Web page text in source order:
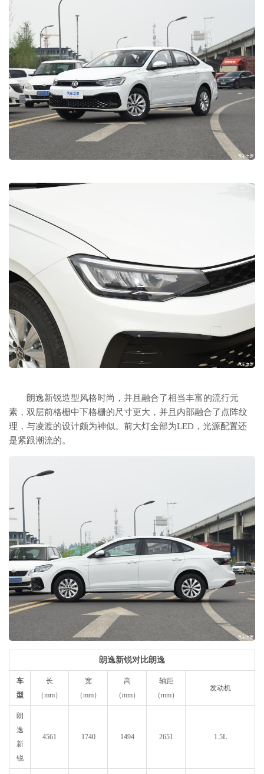
朗逸新锐造型风格时尚，并且融合了相当丰富的流行元
素，双层前格栅中下格栅的尺寸更大，并且内部融合了点阵纹
理，与凌渡的设计颇为神似。前大灯全部为LED，光源配置还
是紧跟潮流的。
朗逸新锐对比朗逸
车
型
长
（mm）
宽
（mm）
高
（mm）
轴距
（mm）
发动机
朗
逸
新
锐
4561 1740 1494 2651 1.5L